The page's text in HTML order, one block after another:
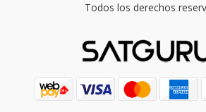
Todos los derechos